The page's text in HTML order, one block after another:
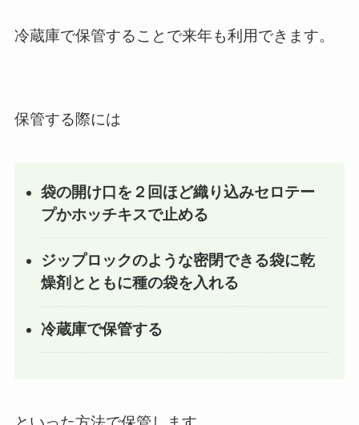
冷蔵庫で保管することで来年も利用できます。
保管する際には
袋の開け口を２回ほど織り込みセロテー
プかホッチキスで止める
ジップロックのような密閉できる袋に乾
燥剤とともに種の袋を入れる
冷蔵庫で保管する